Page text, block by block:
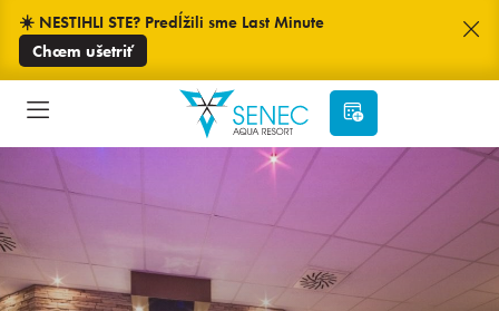
☀️ NESTIHLI STE? Predĺžili sme Last Minute
Chcem ušetriť